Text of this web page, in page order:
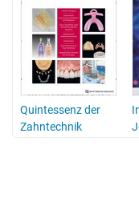
Quintessenz der
Zahntechnik